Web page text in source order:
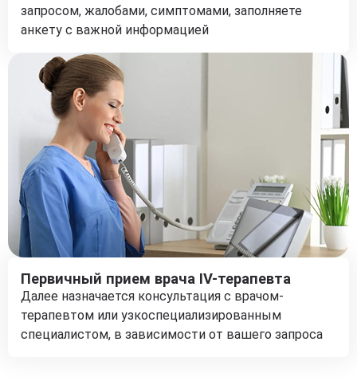
запросом, жалобами, симптомами, заполняете
анкету с важной информацией
Первичный прием врача IV-терапевта
Далее назначается консультация с врачом-
терапевтом или узкоспециализированным
специалистом, в зависимости от вашего запроса